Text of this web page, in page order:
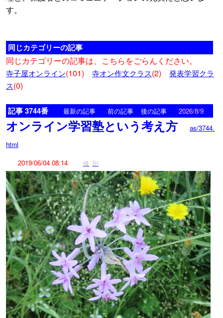
す。
同じカテゴリーの記事
同じカテゴリーの記事は、こちらをごらんください。
寺子屋オンライン(101) 寺オン作文クラス(2)
発表学習クラ
ス(0)
記事 3744番 最新の記事 前の記事 後の記事 2026/8/9
オンライン学習塾という考え方
as/3744.
html
2019/06/04 08:14
修 削